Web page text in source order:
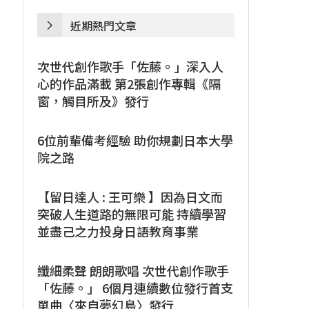
近期熱門文章
次世代創作歌手「佐藤。」深入人
心的作品滿載 第2張創作專輯《隔
窗，觸目所及》發行
6位前輩備考經驗 助你規劃日本大學
院之路
【留日達人 : 王可樂 】因為日文而
突破人生道路的無限可能 持續學習
並盡己之力投身日語教育事業
纖細柔聲 朗朗歌唱 次世代創作歌手
「佐藤。」 6個月連續數位發行首支
單曲〈來自夢幻島〉發行